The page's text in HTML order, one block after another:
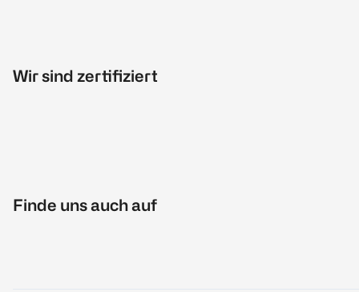
Wir sind zertifiziert
Finde uns auch auf